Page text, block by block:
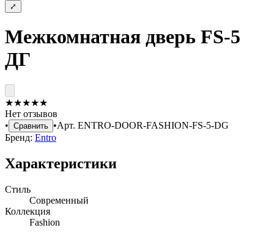
⤢
Межкомнатная дверь FS-5
ДГ
★★★★★
Нет отзывов
• Сравнить •Арт. ENTRO-DOOR-FASHION-FS-5-DG
Бренд: Entro
Характеристики
Стиль
Современный
Коллекция
Fashion